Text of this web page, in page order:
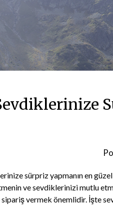
sürpriz yapmanın en
ve sevdiklerinizi mutlu
vermek önemlidir. İşte